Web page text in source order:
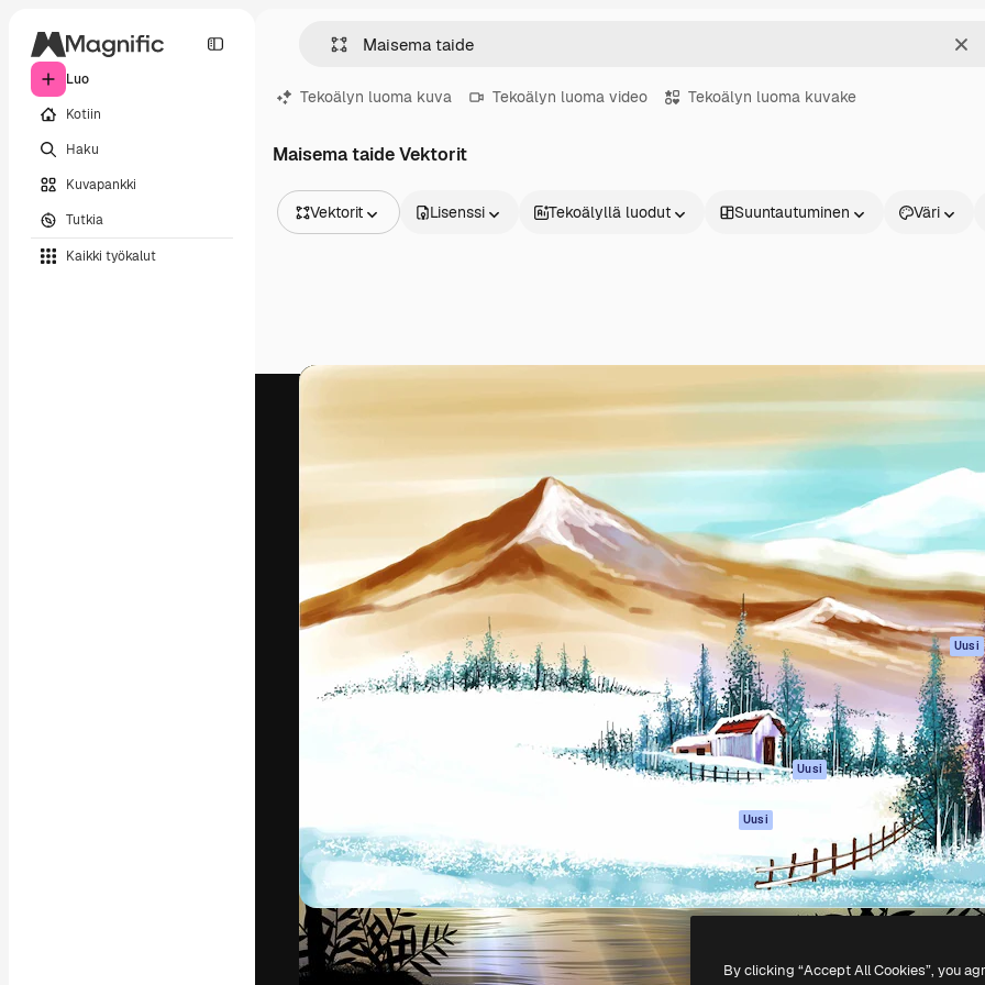
Luo
Kotiin
Haku
Kuvapankki
Tutkia
Kaikki työkalut
Tekoälyn luoma kuva Tekoälyn luoma video Tekoälyn luoma kuvake
Maisema taide Vektorit
Vektorit
Videot
3D mallit
Lisenssi Tekoälyllä luodut Suuntautuminen Väri
Luova alusta parhaiden töidesi
toteuttamiseen. Yli miljoona tilaajaa
luovien alojen ammattilaisten, yritysten,
toimistojen ja studioiden joukossa.
Suomi
Tuotteet
Spaces
Tekoälyavustaja
Tekoälyllä toimiva
kuvageneraattori
Tekoälyllä toimiva
videogeneraattori
Tekoälyllä toimiva
äänigeneraattori
Kuvapankkisisältö
MCP
Claudelle ja
Uusi
Uusi
Mobiilisovellus
Kaikki Magnific-
työkalut
Academy
Dokumentaatio
Tuki
Käyttöehdot
Alkuperäiset Uusi
Evästepolitiikka
Luottamuskeskus
Kumppanit
Yrityksille
By clicking “Accept All Cookies”, you